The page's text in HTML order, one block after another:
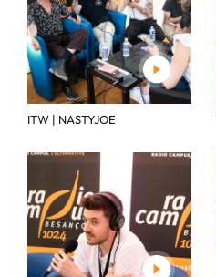
ITW | NASTYJOE